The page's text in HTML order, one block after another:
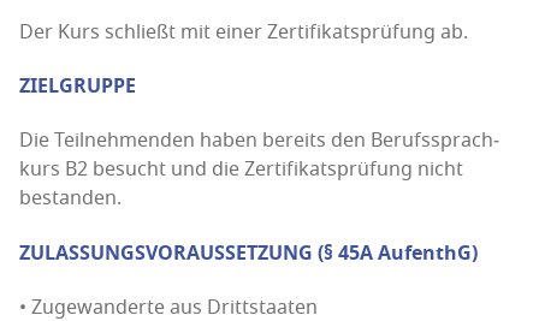
Der Kurs schließt mit einer Zer­ti­fi­kats­prü­fung ab.
ZIELGRUPPE
Die Teil­neh­men­den haben bereits den Berufs­sprach­
kurs B2 besucht und die Zer­ti­fi­kats­prü­fung nicht
bestanden.
ZULASSUNGSVORAUSSETZUNG (§ 45A AufenthG)
• Zuge­wan­der­te aus Dritt­staa­ten